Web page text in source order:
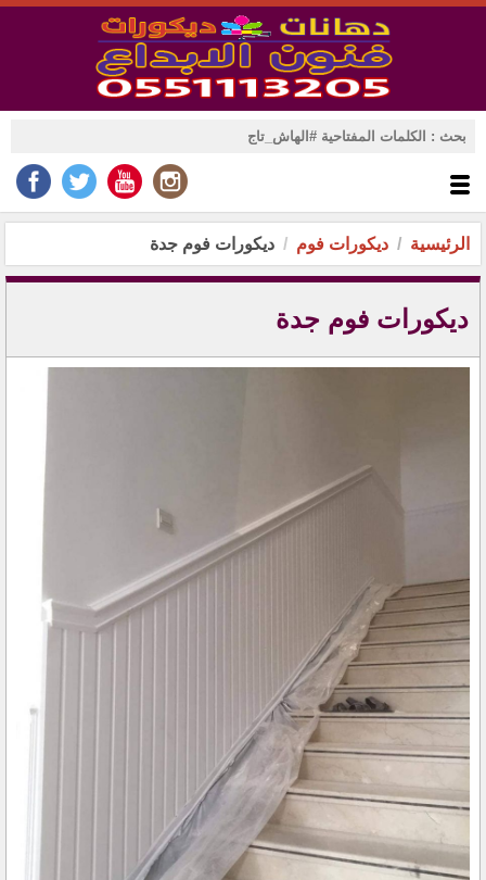
الرئيسية ديكورات فوم ديكورات فوم جدة
ديكورات فوم جدة